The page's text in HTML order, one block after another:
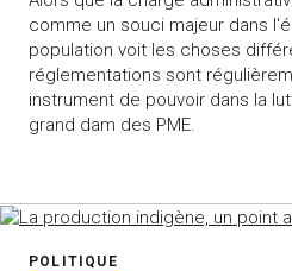
comme un souci majeur dans
population voit les choses
réglementations sont
instrument de pouvoir dans la
grand dam des PME.
POLITIQUE